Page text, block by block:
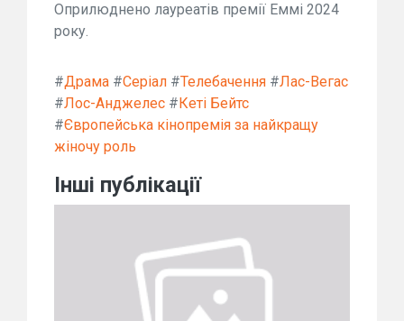
Оприлюднено лауреатів премії Еммі 2024
року.
#Драма #Серіал #Телебачення #Лас-Вегас
#Лос-Анджелес #Кеті Бейтс
#Європейська кінопремія за найкращу
жіночу роль
Інші публікації